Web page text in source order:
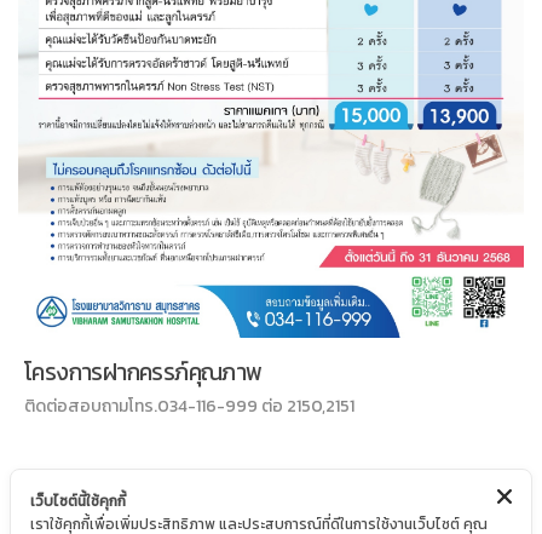
โครงการฝากครรภ์คุณภาพ
ติดต่อสอบถามโทร.034-116-999 ต่อ 2150,2151
เว็บไซต์นี้ใช้คุกกี้
เราใช้คุกกี้เพื่อเพิ่มประสิทธิภาพ และประสบการณ์ที่ดีในการใช้งานเว็บไซต์ คุณ